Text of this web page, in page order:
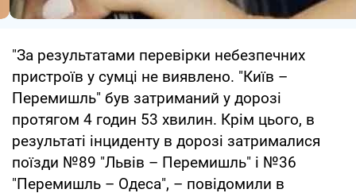
"За результатами перевірки небезпечних
пристроїв у сумці не виявлено. "Київ –
Перемишль" був затриманий у дорозі
протягом 4 годин 53 хвилин. Крім цього, в
результаті інциденту в дорозі затрималися
поїзди №89 "Львів – Перемишль" і №36
"Перемишль – Одеса", – повідомили в